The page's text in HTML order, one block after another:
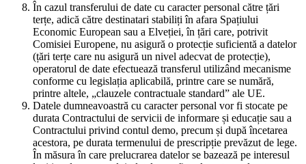
În cazul transferului de date cu caracter personal către țări
terțe, adică către destinatari stabiliți în afara Spațiului
Economic European sau a Elveției, în țări care, potrivit
Comisiei Europene, nu asigură o protecție suficientă a datelor
(țări terțe care nu asigură un nivel adecvat de protecție),
operatorul de date efectuează transferul utilizând mecanisme
conforme cu legislația aplicabilă, printre care se numără,
printre altele, „clauzele contractuale standard” ale UE.
Datele dumneavoastră cu caracter personal vor fi stocate pe
durata Contractului de servicii de informare și educație sau a
Contractului privind contul demo, precum și după încetarea
acestora, pe durata termenului de prescripție prevăzut de lege.
În măsura în care prelucrarea datelor se bazează pe interesul